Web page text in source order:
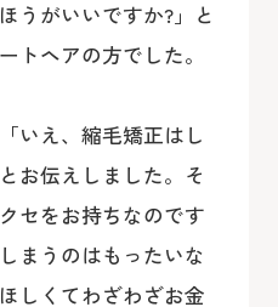
うがいいですか?」と
トヘアの方でした。
いえ、縮毛矯正はし
お伝えしました。そ
セをお持ちなのです
まうのはもったいな
しくてわざわざお金